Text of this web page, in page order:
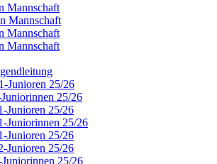
Mannschaft
Mannschaft
Mannschaft
Mannschaft
Junioren 25/26
25/26
Junioren 25/26
Juniorinnen 25/26
Junioren 25/26
Junioren 25/26
25/26